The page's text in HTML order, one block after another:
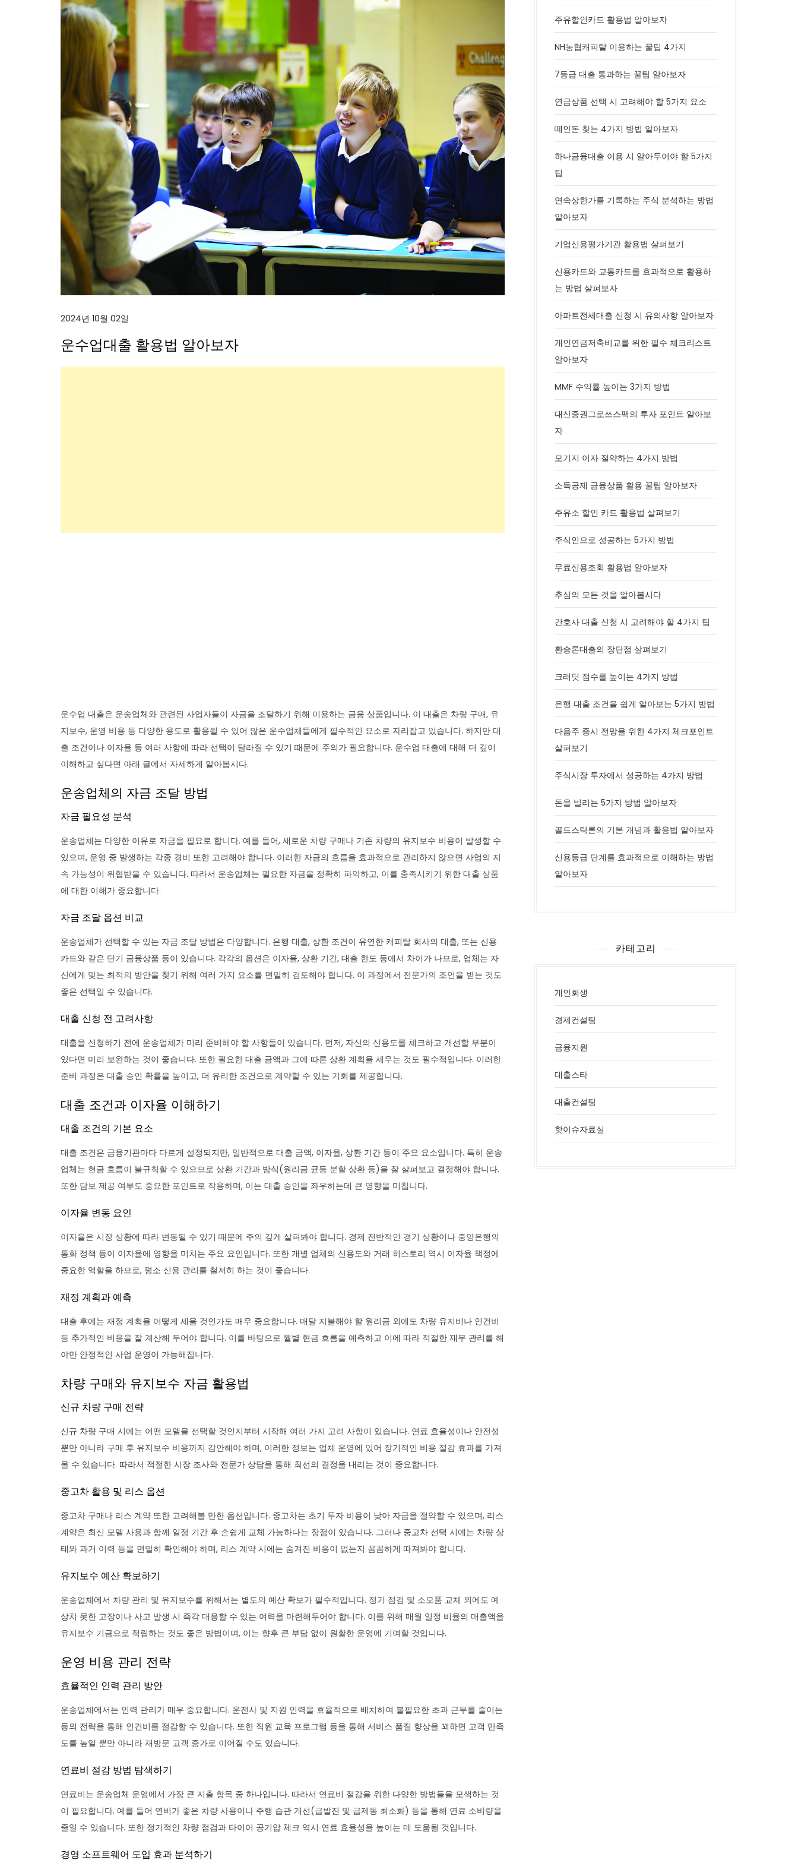
2024년 10월 02일
운수업대출 활용법 알아보자
운수업 대출은 운송업체와 관련된 사업자들이 자금을 조달하기 위해 이용하는 금융 상품입니다. 이 대출은 차량 구매, 유
지보수, 운영 비용 등 다양한 용도로 활용될 수 있어 많은 운수업체들에게 필수적인 요소로 자리잡고 있습니다. 하지만 대
출 조건이나 이자율 등 여러 사항에 따라 선택이 달라질 수 있기 때문에 주의가 필요합니다. 운수업 대출에 대해 더 깊이
이해하고 싶다면 아래 글에서 자세하게 알아봅시다.
운송업체의 자금 조달 방법
자금 필요성 분석
운송업체는 다양한 이유로 자금을 필요로 합니다. 예를 들어, 새로운 차량 구매나 기존 차량의 유지보수 비용이 발생할 수
있으며, 운영 중 발생하는 각종 경비 또한 고려해야 합니다. 이러한 자금의 흐름을 효과적으로 관리하지 않으면 사업의 지
속 가능성이 위협받을 수 있습니다. 따라서 운송업체는 필요한 자금을 정확히 파악하고, 이를 충족시키기 위한 대출 상품
에 대한 이해가 중요합니다.
자금 조달 옵션 비교
운송업체가 선택할 수 있는 자금 조달 방법은 다양합니다. 은행 대출, 상환 조건이 유연한 캐피탈 회사의 대출, 또는 신용
카드와 같은 단기 금융상품 등이 있습니다. 각각의 옵션은 이자율, 상환 기간, 대출 한도 등에서 차이가 나므로, 업체는 자
신에게 맞는 최적의 방안을 찾기 위해 여러 가지 요소를 면밀히 검토해야 합니다. 이 과정에서 전문가의 조언을 받는 것도
좋은 선택일 수 있습니다.
대출 신청 전 고려사항
대출을 신청하기 전에 운송업체가 미리 준비해야 할 사항들이 있습니다. 먼저, 자신의 신용도를 체크하고 개선할 부분이
있다면 미리 보완하는 것이 좋습니다. 또한 필요한 대출 금액과 그에 따른 상환 계획을 세우는 것도 필수적입니다. 이러한
준비 과정은 대출 승인 확률을 높이고, 더 유리한 조건으로 계약할 수 있는 기회를 제공합니다.
대출 조건과 이자율 이해하기
대출 조건의 기본 요소
대출 조건은 금융기관마다 다르게 설정되지만, 일반적으로 대출 금액, 이자율, 상환 기간 등이 주요 요소입니다. 특히 운송
업체는 현금 흐름이 불규칙할 수 있으므로 상환 기간과 방식(원리금 균등 분할 상환 등)을 잘 살펴보고 결정해야 합니다.
또한 담보 제공 여부도 중요한 포인트로 작용하며, 이는 대출 승인을 좌우하는데 큰 영향을 미칩니다.
이자율 변동 요인
이자율은 시장 상황에 따라 변동될 수 있기 때문에 주의 깊게 살펴봐야 합니다. 경제 전반적인 경기 상황이나 중앙은행의
통화 정책 등이 이자율에 영향을 미치는 주요 요인입니다. 또한 개별 업체의 신용도와 거래 히스토리 역시 이자율 책정에
중요한 역할을 하므로, 평소 신용 관리를 철저히 하는 것이 좋습니다.
재정 계획과 예측
대출 후에는 재정 계획을 어떻게 세울 것인가도 매우 중요합니다. 매달 지불해야 할 원리금 외에도 차량 유지비나 인건비
등 추가적인 비용을 잘 계산해 두어야 합니다. 이를 바탕으로 월별 현금 흐름을 예측하고 이에 따라 적절한 재무 관리를 해
야만 안정적인 사업 운영이 가능해집니다.
차량 구매와 유지보수 자금 활용법
신규 차량 구매 전략
신규 차량 구매 시에는 어떤 모델을 선택할 것인지부터 시작해 여러 가지 고려 사항이 있습니다. 연료 효율성이나 안전성
뿐만 아니라 구매 후 유지보수 비용까지 감안해야 하며, 이러한 정보는 업체 운영에 있어 장기적인 비용 절감 효과를 가져
올 수 있습니다. 따라서 적절한 시장 조사와 전문가 상담을 통해 최선의 결정을 내리는 것이 중요합니다.
중고차 활용 및 리스 옵션
중고차 구매나 리스 계약 또한 고려해볼 만한 옵션입니다. 중고차는 초기 투자 비용이 낮아 자금을 절약할 수 있으며, 리스
계약은 최신 모델 사용과 함께 일정 기간 후 손쉽게 교체 가능하다는 장점이 있습니다. 그러나 중고차 선택 시에는 차량 상
태와 과거 이력 등을 면밀히 확인해야 하며, 리스 계약 시에는 숨겨진 비용이 없는지 꼼꼼하게 따져봐야 합니다.
유지보수 예산 확보하기
운송업체에서 차량 관리 및 유지보수를 위해서는 별도의 예산 확보가 필수적입니다. 정기 점검 및 소모품 교체 외에도 예
상치 못한 고장이나 사고 발생 시 즉각 대응할 수 있는 여력을 마련해두어야 합니다. 이를 위해 매월 일정 비율의 매출액을
유지보수 기금으로 적립하는 것도 좋은 방법이며, 이는 향후 큰 부담 없이 원활한 운영에 기여할 것입니다.
운영 비용 관리 전략
효율적인 인력 관리 방안
운송업체에서는 인력 관리가 매우 중요합니다. 운전사 및 지원 인력을 효율적으로 배치하여 불필요한 초과 근무를 줄이는
등의 전략을 통해 인건비를 절감할 수 있습니다. 또한 직원 교육 프로그램 등을 통해 서비스 품질 향상을 꾀하면 고객 만족
도를 높일 뿐만 아니라 재방문 고객 증가로 이어질 수도 있습니다.
연료비 절감 방법 탐색하기
연료비는 운송업체 운영에서 가장 큰 지출 항목 중 하나입니다. 따라서 연료비 절감을 위한 다양한 방법들을 모색하는 것
이 필요합니다. 예를 들어 연비가 좋은 차량 사용이나 주행 습관 개선(급발진 및 급제동 최소화) 등을 통해 연료 소비량을
줄일 수 있습니다. 또한 정기적인 차량 점검과 타이어 공기압 체크 역시 연료 효율성을 높이는 데 도움될 것입니다.
경영 소프트웨어 도입 효과 분석하기
주유할인카드 활용법 알아보자
NH농협캐피탈 이용하는 꿀팁 4가지
7등급 대출 통과하는 꿀팁 알아보자
연금상품 선택 시 고려해야 할 5가지 요소
떼인돈 찾는 4가지 방법 알아보자
하나금융대출 이용 시 알아두어야 할 5가지
팁
연속상한가를 기록하는 주식 분석하는 방법
알아보자
기업신용평가기관 활용법 살펴보기
신용카드와 교통카드를 효과적으로 활용하
는 방법 살펴보자
아파트전세대출 신청 시 유의사항 알아보자
개인연금저축비교를 위한 필수 체크리스트
알아보자
MMF 수익률 높이는 3가지 방법
대신증권그로쓰스팩의 투자 포인트 알아보
자
모기지 이자 절약하는 4가지 방법
소득공제 금융상품 활용 꿀팁 알아보자
주유소 할인 카드 활용법 살펴보기
주식인으로 성공하는 5가지 방법
무료신용조회 활용법 알아보자
추심의 모든 것을 알아봅시다
간호사 대출 신청 시 고려해야 할 4가지 팁
환승론대출의 장단점 살펴보기
크래딧 점수를 높이는 4가지 방법
은행 대출 조건을 쉽게 알아보는 5가지 방법
다음주 증시 전망을 위한 4가지 체크포인트
살펴보기
주식시장 투자에서 성공하는 4가지 방법
돈을 빌리는 5가지 방법 알아보자
골드스탁론의 기본 개념과 활용법 알아보자
신용등급 단계를 효과적으로 이해하는 방법
알아보자
카테고리
개인회생
경제컨설팅
금융지원
대출스타
대출컨설팅
핫이슈자료실